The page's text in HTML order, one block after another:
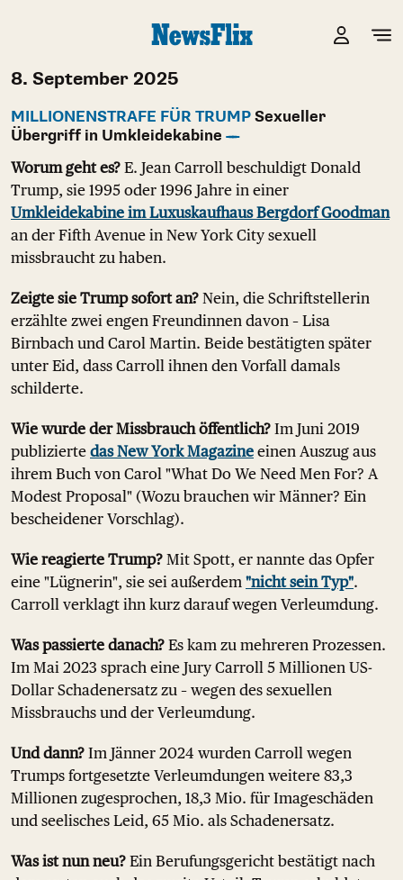
8. September 2025
MILLIONENSTRAFE FÜR TRUMP Sexueller
Übergriff in Umkleidekabine
Worum geht es? E. Jean Carroll beschuldigt Donald
Trump, sie 1995 oder 1996 Jahre in einer
Umkleidekabine im Luxuskaufhaus Bergdorf Goodman
an der Fifth Avenue in New York City sexuell
missbraucht zu haben.
Zeigte sie Trump sofort an? Nein, die Schriftstellerin
erzählte zwei engen Freundinnen davon – Lisa
Birnbach und Carol Martin. Beide bestätigten später
unter Eid, dass Carroll ihnen den Vorfall damals
schilderte.
Wie wurde der Missbrauch öffentlich? Im Juni 2019
publizierte das New York Magazine einen Auszug aus
ihrem Buch von Carol "What Do We Need Men For? A
Modest Proposal" (Wozu brauchen wir Männer? Ein
bescheidener Vorschlag).
Wie reagierte Trump? Mit Spott, er nannte das Opfer
eine "Lügnerin", sie sei außerdem "nicht sein Typ".
Carroll verklagt ihn kurz darauf wegen Verleumdung.
Was passierte danach? Es kam zu mehreren Prozessen.
Im Mai 2023 sprach eine Jury Carroll 5 Millionen US-
Dollar Schadenersatz zu – wegen des sexuellen
Missbrauchs und der Verleumdung.
Und dann? Im Jänner 2024 wurden Carroll wegen
Trumps fortgesetzte Verleumdungen weitere 83,3
Millionen zugesprochen, 18,3 Mio. für Imageschäden
und seelisches Leid, 65 Mio. als Schadenersatz.
Was ist nun neu? Ein Berufungsgericht bestätigt nach